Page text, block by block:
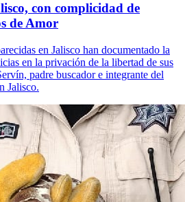
con complicidad de
de Amor
en Jalisco han documentado la
en la privación de la libertad de sus
padre buscador e integrante del
Jalisco.